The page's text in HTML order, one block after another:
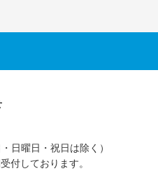
日曜日・祝日は除く）
付しております。